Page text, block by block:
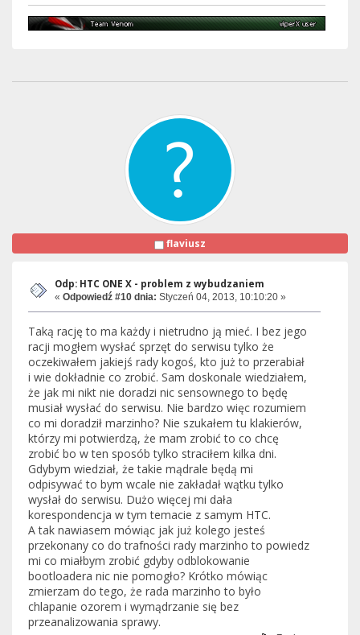
flaviusz
Odp: HTC ONE X - problem z wybudzaniem
« Odpowiedź #10 dnia: Styczeń 04, 2013, 10:10:20 »
Taką rację to ma każdy i nietrudno ją mieć. I bez jego
racji mogłem wysłać sprzęt do serwisu tylko że
oczekiwałem jakiejś rady kogoś, kto już to przerabiał
i wie dokładnie co zrobić. Sam doskonale wiedziałem,
że jak mi nikt nie doradzi nic sensownego to będę
musiał wysłać do serwisu. Nie bardzo więc rozumiem
co mi doradził marzinho? Nie szukałem tu klakierów,
którzy mi potwierdzą, że mam zrobić to co chcę
zrobić bo w ten sposób tylko straciłem kilka dni.
Gdybym wiedział, że takie mądrale będą mi
odpisywać to bym wcale nie zakładał wątku tylko
wysłał do serwisu. Dużo więcej mi dała
korespondencja w tym temacie z samym HTC.
A tak nawiasem mówiąc jak już kolego jesteś
przekonany co do trafności rady marzinho to powiedz
mi co miałbym zrobić gdyby odblokowanie
bootloadera nic nie pomogło? Krótko mówiąc
zmierzam do tego, że rada marzinho to było
chlapanie ozorem i wymądrzanie się bez
przeanalizowania sprawy.